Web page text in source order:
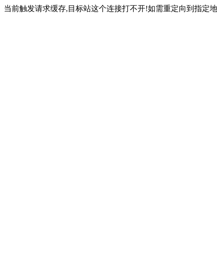
当前触发请求缓存,目标站这个连接打不开!如需重定向到指定